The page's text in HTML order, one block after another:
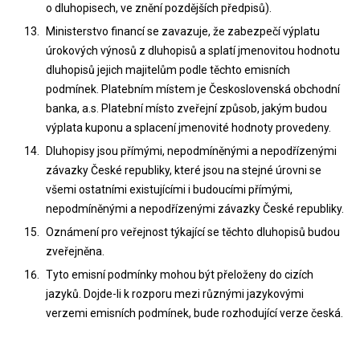
o dluhopisech, ve znění pozdějších předpisů).
Ministerstvo financí se zavazuje, že zabezpečí výplatu
úrokových výnosů z dluhopisů a splatí jmenovitou hodnotu
dluhopisů jejich majitelům podle těchto emisních
podmínek. Platebním místem je Československá obchodní
banka, a.s. Platební místo zveřejní způsob, jakým budou
výplata kuponu a splacení jmenovité hodnoty provedeny.
Dluhopisy jsou přímými, nepodmíněnými a nepodřízenými
závazky České republiky, které jsou na stejné úrovni se
všemi ostatními existujícími i budoucími přímými,
nepodmíněnými a nepodřízenými závazky České republiky.
Oznámení pro veřejnost týkající se těchto dluhopisů budou
zveřejněna.
Tyto emisní podmínky mohou být přeloženy do cizích
jazyků. Dojde-li k rozporu mezi různými jazykovými
verzemi emisních podmínek, bude rozhodující verze česká.